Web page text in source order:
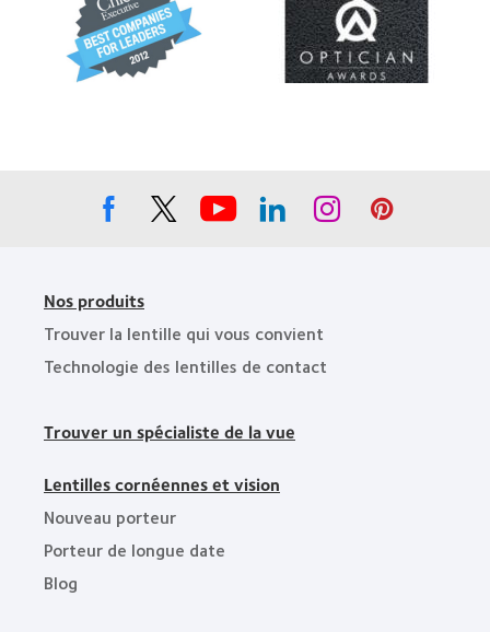
2011
Area
2012
about
Best
Companies
2010
about
Contact
Lens
Nos produits
Trouver la lentille qui vous convient
Technologie des lentilles de contact
Trouver un spécialiste de la vue
Lentilles cornéennes et vision
Nouveau porteur
Porteur de longue date
Blog